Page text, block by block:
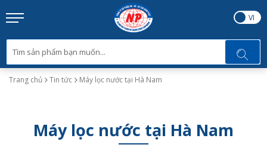
EN VI
Trang chủ Tin tức Máy lọc nước tại Hà Nam
Máy lọc nước tại Hà Nam